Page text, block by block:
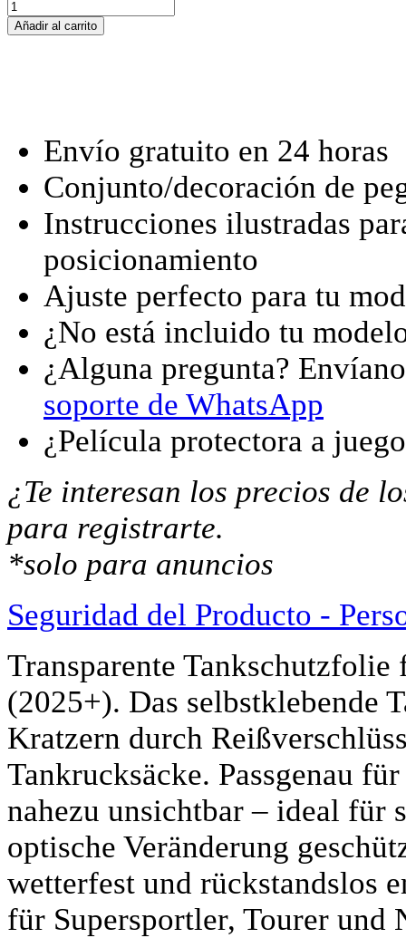
Tankschutzfolie
Tankpad
passend
cantidad
Añadir al carrito
Envío gratuito en 24 horas
Conjunto/decoración de
Instrucciones ilustradas
posicionamiento
Ajuste perfecto para tu
¿No está incluido tu
¿Alguna pregunta?
soporte de WhatsApp
¿Película protectora a
¿Te interesan los precios de
para registrarte.
*solo para anuncios
Seguridad del Producto -
Transparente
(2025+). Das selbstklebende
Kratzern durch
Tankrucksäcke. Passgenau
nahezu unsichtbar – ideal für
optische Veränderung
wetterfest und rückstandslos
für Supersportler, Tourer und